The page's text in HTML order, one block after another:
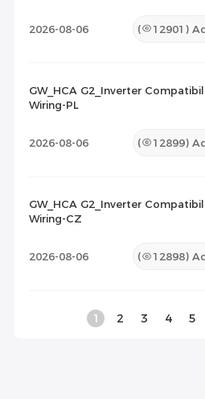
2026-08-06 ( 12901 )
GW_HCA G2_Inverter
Wiring-PL
2026-08-06 ( 12899)
GW_HCA G2_Inverter
Wiring-CZ
2026-08-06 ( 12898)
1 2 3 4 5